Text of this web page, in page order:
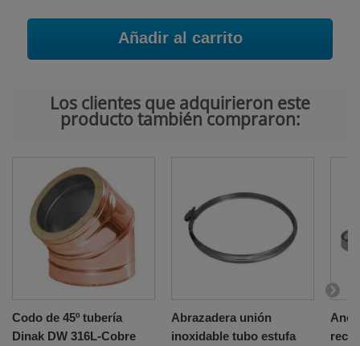
Añadir al carrito
Los clientes que adquirieron este
producto también compraron:
Codo de 45º tubería
Dinak DW 316L-Cobre
Abrazadera unión
inoxidable tubo estufa